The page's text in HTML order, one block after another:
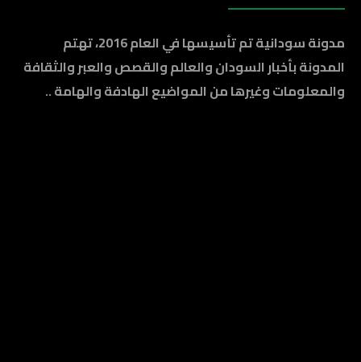
مدونة سودانية تم تأسيسها في العام 2016، تهتم
المدونة بأخبار السودان والعالم والقصص والعبر والثقافة
والمعلومات وغيرها من المواضيع الهادفة والهامة ..